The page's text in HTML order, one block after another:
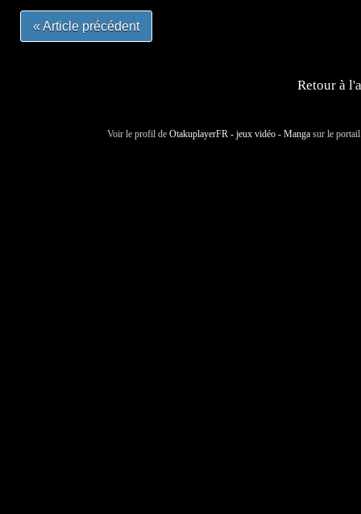
« Article précédent
Retour à
Voir le profil de OtakuplayerFR - jeux vidéo - Manga sur le